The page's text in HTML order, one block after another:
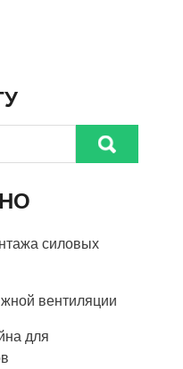
силовых
вентиляции
для